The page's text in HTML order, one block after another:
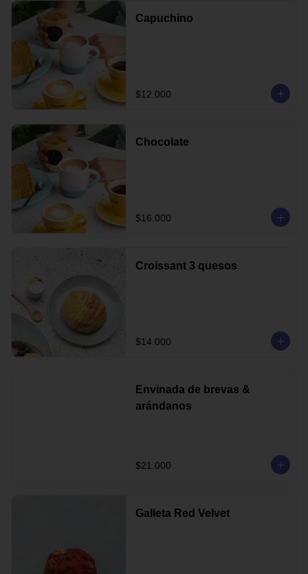
Capuchino
$12.000
Chocolate
$16.000
Croissant 3 quesos
$14.000
Envinada de brevas &
arándanos
$21.000
Galleta Red Velvet